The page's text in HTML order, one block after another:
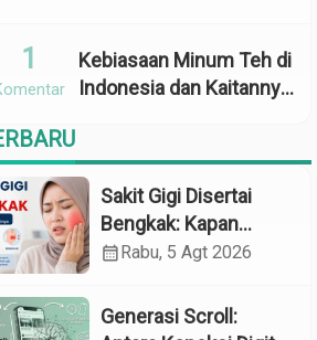
Kebiasaan Minum Teh di
Indonesia dan Kaitannya
Anemia
1
Sakit Gigi Disertai
Bengkak: Kapan
Harus Khawatir dan
Dilakukan?
calendar_monthRabu, 5 Agt 2026
Generasi Scroll: